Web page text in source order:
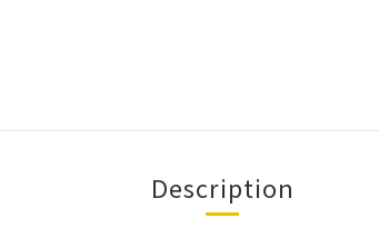
Description